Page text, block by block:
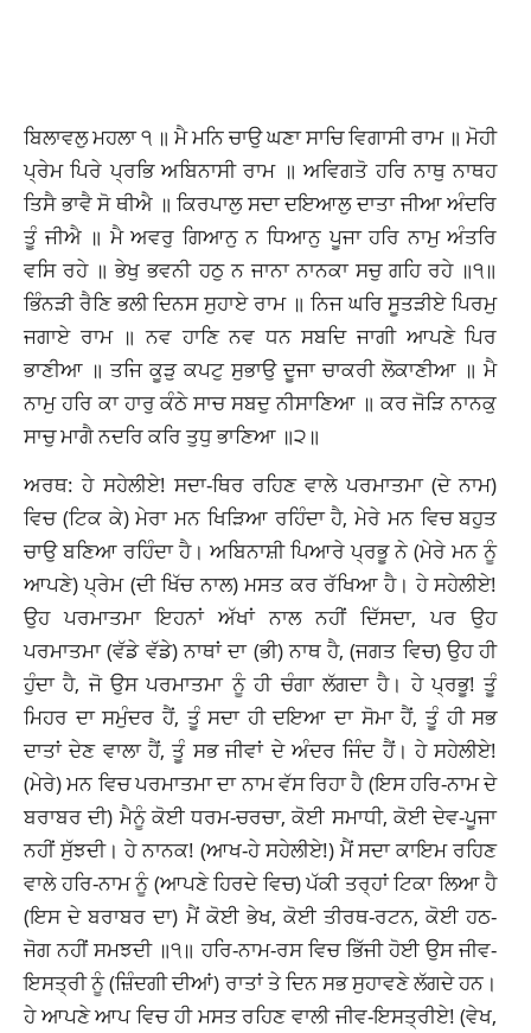
ਬਿਲਾਵਲੁ ਮਹਲਾ ੧ ॥ ਮੈ ਮਨਿ ਚਾਉ ਘਣਾ ਸਾਚਿ ਵਿਗਾਸੀ ਰਾਮ ॥ ਮੋਹੀ
ਪ੍ਰੇਮ ਪਿਰੇ ਪ੍ਰਭਿ ਅਬਿਨਾਸੀ ਰਾਮ ॥ ਅਵਿਗਤੋ ਹਰਿ ਨਾਥੁ ਨਾਥਹ
ਤਿਸੈ ਭਾਵੈ ਸੋ ਥੀਐ ॥ ਕਿਰਪਾਲੁ ਸਦਾ ਦਇਆਲੁ ਦਾਤਾ ਜੀਆ ਅੰਦਰਿ
ਤੂੰ ਜੀਐ ॥ ਮੈ ਅਵਰੁ ਗਿਆਨੁ ਨ ਧਿਆਨੁ ਪੂਜਾ ਹਰਿ ਨਾਮੁ ਅੰਤਰਿ
ਵਸਿ ਰਹੇ ॥ ਭੇਖੁ ਭਵਨੀ ਹਠੁ ਨ ਜਾਨਾ ਨਾਨਕਾ ਸਚੁ ਗਹਿ ਰਹੇ ॥੧॥
ਭਿੰਨੜੀ ਰੈਣਿ ਭਲੀ ਦਿਨਸ ਸੁਹਾਏ ਰਾਮ ॥ ਨਿਜ ਘਰਿ ਸੂਤੜੀਏ ਪਿਰਮੁ
ਜਗਾਏ ਰਾਮ ॥ ਨਵ ਹਾਣਿ ਨਵ ਧਨ ਸਬਦਿ ਜਾਗੀ ਆਪਣੇ ਪਿਰ
ਭਾਣੀਆ ॥ ਤਜਿ ਕੂੜੁ ਕਪਟੁ ਸੁਭਾਉ ਦੂਜਾ ਚਾਕਰੀ ਲੋਕਾਣੀਆ ॥ ਮੈ
ਨਾਮੁ ਹਰਿ ਕਾ ਹਾਰੁ ਕੰਠੇ ਸਾਚ ਸਬਦੁ ਨੀਸਾਣਿਆ ॥ ਕਰ ਜੋੜਿ ਨਾਨਕੁ
ਸਾਚੁ ਮਾਗੈ ਨਦਰਿ ਕਰਿ ਤੁਧੁ ਭਾਣਿਆ ॥੨॥
ਅਰਥ: ਹੇ ਸਹੇਲੀਏ! ਸਦਾ-ਥਿਰ ਰਹਿਣ ਵਾਲੇ ਪਰਮਾਤਮਾ (ਦੇ ਨਾਮ)
ਵਿਚ (ਟਿਕ ਕੇ) ਮੇਰਾ ਮਨ ਖਿੜਿਆ ਰਹਿੰਦਾ ਹੈ, ਮੇਰੇ ਮਨ ਵਿਚ ਬਹੁਤ
ਚਾਉ ਬਣਿਆ ਰਹਿੰਦਾ ਹੈ। ਅਬਿਨਾਸ਼ੀ ਪਿਆਰੇ ਪ੍ਰਭੂ ਨੇ (ਮੇਰੇ ਮਨ ਨੂੰ
ਆਪਣੇ) ਪ੍ਰੇਮ (ਦੀ ਖਿੱਚ ਨਾਲ) ਮਸਤ ਕਰ ਰੱਖਿਆ ਹੈ। ਹੇ ਸਹੇਲੀਏ!
ਉਹ ਪਰਮਾਤਮਾ ਇਹਨਾਂ ਅੱਖਾਂ ਨਾਲ ਨਹੀਂ ਦਿੱਸਦਾ, ਪਰ ਉਹ
ਪਰਮਾਤਮਾ (ਵੱਡੇ ਵੱਡੇ) ਨਾਥਾਂ ਦਾ (ਭੀ) ਨਾਥ ਹੈ, (ਜਗਤ ਵਿਚ) ਉਹ ਹੀ
ਹੁੰਦਾ ਹੈ, ਜੋ ਉਸ ਪਰਮਾਤਮਾ ਨੂੰ ਹੀ ਚੰਗਾ ਲੱਗਦਾ ਹੈ। ਹੇ ਪ੍ਰਭੂ! ਤੂੰ
ਮਿਹਰ ਦਾ ਸਮੁੰਦਰ ਹੈਂ, ਤੂੰ ਸਦਾ ਹੀ ਦਇਆ ਦਾ ਸੋਮਾ ਹੈਂ, ਤੂੰ ਹੀ ਸਭ
ਦਾਤਾਂ ਦੇਣ ਵਾਲਾ ਹੈਂ, ਤੂੰ ਸਭ ਜੀਵਾਂ ਦੇ ਅੰਦਰ ਜਿੰਦ ਹੈਂ। ਹੇ ਸਹੇਲੀਏ!
(ਮੇਰੇ) ਮਨ ਵਿਚ ਪਰਮਾਤਮਾ ਦਾ ਨਾਮ ਵੱਸ ਰਿਹਾ ਹੈ (ਇਸ ਹਰਿ-ਨਾਮ ਦੇ
ਬਰਾਬਰ ਦੀ) ਮੈਨੂੰ ਕੋਈ ਧਰਮ-ਚਰਚਾ, ਕੋਈ ਸਮਾਧੀ, ਕੋਈ ਦੇਵ-ਪੂਜਾ
ਨਹੀਂ ਸੁੱਝਦੀ। ਹੇ ਨਾਨਕ! (ਆਖ-ਹੇ ਸਹੇਲੀਏ!) ਮੈਂ ਸਦਾ ਕਾਇਮ ਰਹਿਣ
ਵਾਲੇ ਹਰਿ-ਨਾਮ ਨੂੰ (ਆਪਣੇ ਹਿਰਦੇ ਵਿਚ) ਪੱਕੀ ਤਰ੍ਹਾਂ ਟਿਕਾ ਲਿਆ ਹੈ
(ਇਸ ਦੇ ਬਰਾਬਰ ਦਾ) ਮੈਂ ਕੋਈ ਭੇਖ, ਕੋਈ ਤੀਰਥ-ਰਟਨ, ਕੋਈ ਹਠ-
ਜੋਗ ਨਹੀਂ ਸਮਝਦੀ ॥੧॥ ਹਰਿ-ਨਾਮ-ਰਸ ਵਿਚ ਭਿੱਜੀ ਹੋਈ ਉਸ ਜੀਵ-
ਇਸਤ੍ਰੀ ਨੂੰ (ਜ਼ਿੰਦਗੀ ਦੀਆਂ) ਰਾਤਾਂ ਤੇ ਦਿਨ ਸਭ ਸੁਹਾਵਣੇ ਲੱਗਦੇ ਹਨ।
ਹੇ ਆਪਣੇ ਆਪ ਵਿਚ ਹੀ ਮਸਤ ਰਹਿਣ ਵਾਲੀ ਜੀਵ-ਇਸਤ੍ਰੀਏ! (ਵੇਖ,